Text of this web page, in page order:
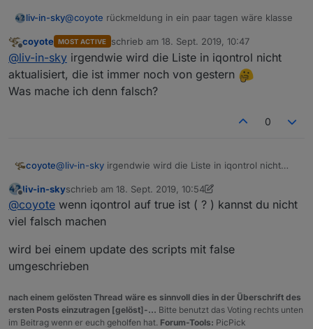
liv-in-sky@coyote rückmeldung in ein paar tagen wäre klasse
Offline
coyote MOST ACTIVE schrieb am 18. Sept. 2019, 10:47
zuletzt editiert von
@liv-in-sky irgendwie wird die Liste in iqontrol nicht
aktualisiert, die ist immer noch von gestern
Was mache ich denn falsch?
0
coyote@liv-in-sky irgendwie wird die Liste in iqontrol nicht
Was mache ich denn falsch?
Offline
liv-in-skyschrieb am 18. Sept. 2019, 10:54
zuletzt editiert von liv-in-sky
@coyote wenn iqontrol auf true ist ( ? ) kannst du nicht
viel falsch machen
wird bei einem update des scripts mit false
umgeschrieben
nach einem gelösten Thread wäre es sinnvoll dies in der Überschrift des
ersten Posts einzutragen [gelöst]-... Bitte benutzt das Voting rechts unten
im Beitrag wenn er euch geholfen hat. Forum-Tools: PicPick